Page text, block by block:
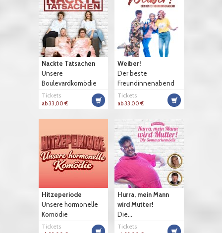
Nackte Tatsachen
Unsere
Boulevardkomödie
Tickets
ab 33,00 €
Weiber!
Der beste
Freundinnenabend
Tickets
ab 33,00 €
Hitzeperiode
Unsere hormonelle
Komödie
Tickets
Hurra, mein Mann
wird Mutter!
Die...
Tickets